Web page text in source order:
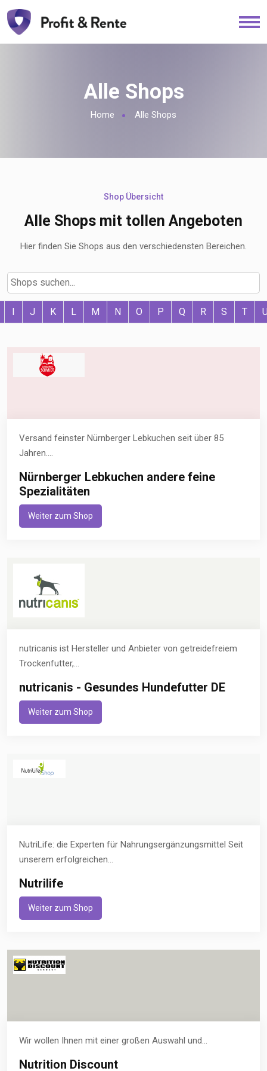
Alle Shops
Home Alle Shops
Shop Übersicht
Alle Shops mit tollen Angeboten
Hier finden Sie Shops aus den verschiedensten Bereichen.
I J K L M N O P Q R S T
Versand feinster Nürnberger Lebkuchen seit über 85
Jahren....
Nürnberger Lebkuchen andere feine
Spezialitäten
Weiter zum Shop
nutricanis ist Hersteller und Anbieter von getreidefreiem
Trockenfutter,...
nutricanis - Gesundes Hundefutter DE
Weiter zum Shop
NutriLife: die Experten für Nahrungsergänzungsmittel Seit
unserem erfolgreichen...
Nutrilife
Weiter zum Shop
Wir wollen Ihnen mit einer großen Auswahl und...
Nutrition Discount